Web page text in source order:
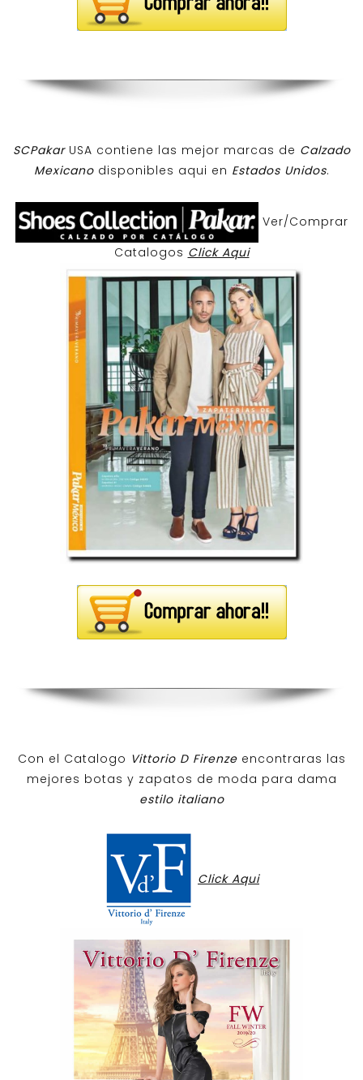
SCPakar USA contiene las mejor marcas de Calzado
Mexicanodisponibles aqui en Estados Unidos.
Ver/Comprar
Catalogos Click Aqui
Con el Catalogo Vittorio D Firenzeencontraras las
mejores botas y zapatos de moda para dama
estilo italiano
Click Aqui